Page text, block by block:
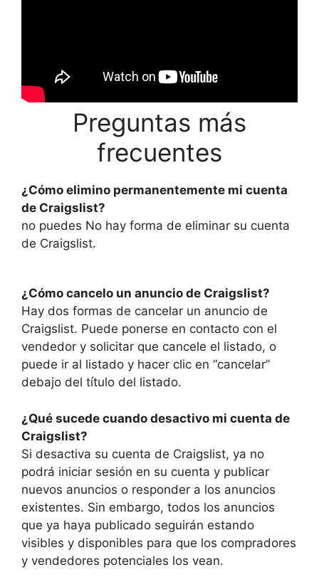
Preguntas más
frecuentes
¿Cómo elimino permanentemente mi cuenta
de Craigslist?
no puedes No hay forma de eliminar su cuenta
de Craigslist.
¿Cómo cancelo un anuncio de Craigslist?
Hay dos formas de cancelar un anuncio de
Craigslist. Puede ponerse en contacto con el
vendedor y solicitar que cancele el listado, o
puede ir al listado y hacer clic en “cancelar”
debajo del título del listado.
¿Qué sucede cuando desactivo mi cuenta de
Craigslist?
Si desactiva su cuenta de Craigslist, ya no
podrá iniciar sesión en su cuenta y publicar
nuevos anuncios o responder a los anuncios
existentes. Sin embargo, todos los anuncios
que ya haya publicado seguirán estando
visibles y disponibles para que los compradores
y vendedores potenciales los vean.